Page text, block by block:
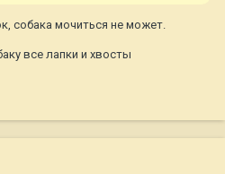
собака мочиться не может.
все лапки и хвосты